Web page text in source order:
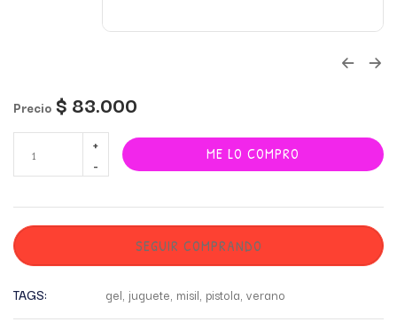
Precio $ 83.000
ME LO COMPRO
SEGUIR COMPRANDO
TAGS: gel, juguete, misil, pistola, verano